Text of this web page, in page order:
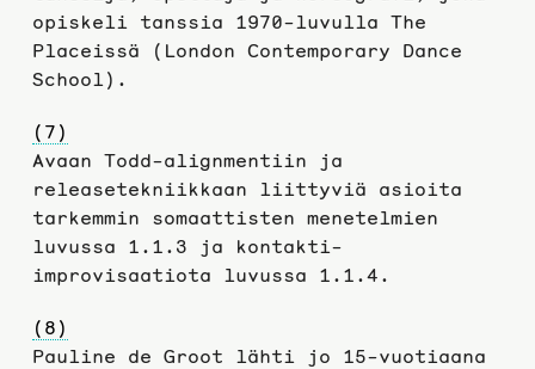
opiskeli tanssia 1970-luvulla The
Placeissä (London Contemporary Dance
School).
(7)
Avaan Todd-alignmentiin ja
releasetekniikkaan liittyviä asioita
tarkemmin somaattisten menetelmien
luvussa 1.1.3 ja kontakti-
improvisaatiota luvussa 1.1.4.
(8)
Pauline de Groot lähti jo 15-vuotiaana